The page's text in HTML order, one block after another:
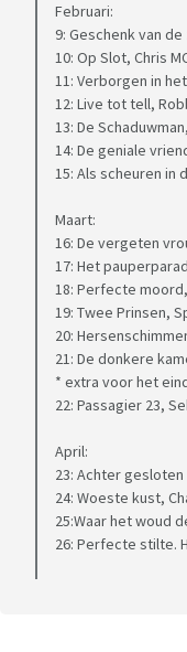
Februari:
9: Geschenk van
10: Op Slot, Chris
11: Verborgen in
12: Live tot tell,
13: De
14: De geniale
15: Als scheuren in
Maart:
16: De vergeten
17: Het
18: Perfecte
19: Twee Prinsen,
20:
21: De donkere
* extra voor het
22: Passagier 23,
April:
23: Achter gesloten
24: Woeste kust,
25:Waar het woud
26: Perfecte stilte.